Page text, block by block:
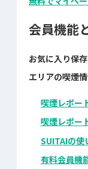
会員機能
お気に入り保
エリアの喫煙
喫煙レポー
喫煙レポー
SUITAIの使
有料会員機